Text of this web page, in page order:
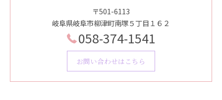
〒501-6113
岐阜県岐阜市柳津町南塚５丁目１６２
058-374-1541
お問い合わせはこちら